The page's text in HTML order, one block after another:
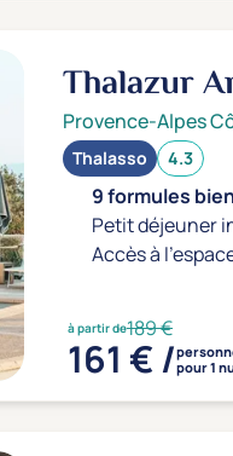
Thalazur
Provence-Alpes
Thalasso 4.3
9 formules
Petit déjeuner
Accès à
à partir de189 €
161 € /pour 1